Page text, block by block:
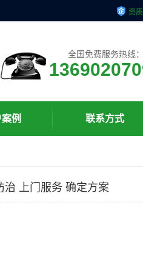
资
全国免费服务热线：
例 联系方式
治 上门服务 确定方案